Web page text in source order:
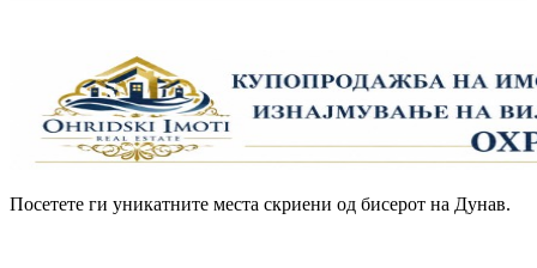
Посетете ги уникатните места скриени од бисерот на Дунав.